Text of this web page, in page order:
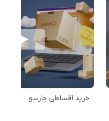
خرید اقساطی چارسو